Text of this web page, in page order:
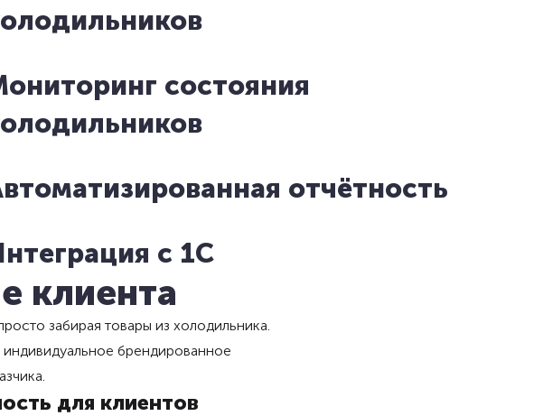
состояния
отчётность
с 1С
клиента
забирая товары из холодильника.
брендированное
для клиентов